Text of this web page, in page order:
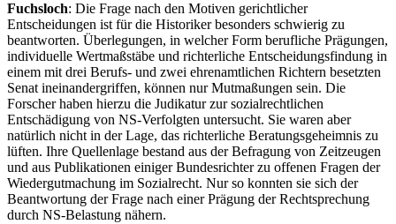
Fuchsloch: Die Frage nach den Motiven gerichtlicher
Entscheidungen ist für die Historiker besonders schwierig zu
beantworten. Überlegungen, in welcher Form berufliche Prägungen,
individuelle Wertmaßstäbe und richterliche Entscheidungsfindung in
einem mit drei Berufs- und zwei ehrenamtlichen Richtern besetzten
Senat ineinandergriffen, können nur Mutmaßungen sein. Die
Forscher haben hierzu die Judikatur zur sozialrechtlichen
Entschädigung von NS-Verfolgten untersucht. Sie waren aber
natürlich nicht in der Lage, das richterliche Beratungsgeheimnis zu
lüften. Ihre Quellenlage bestand aus der Befragung von Zeitzeugen
und aus Publikationen einiger Bundesrichter zu offenen Fragen der
Wiedergutmachung im Sozialrecht. Nur so konnten sie sich der
Beantwortung der Frage nach einer Prägung der Rechtsprechung
durch NS-Belastung nähern.